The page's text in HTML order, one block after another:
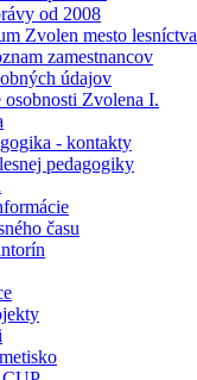
od 2008
Zvolen mesto lesníctva
zamestnancov
údajov
osobnosti Zvolena I.
- kontakty
pedagogiky
času